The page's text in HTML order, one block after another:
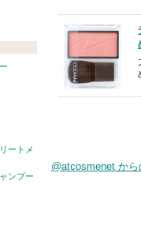
ートメ
ンプー
@atcosmenet から